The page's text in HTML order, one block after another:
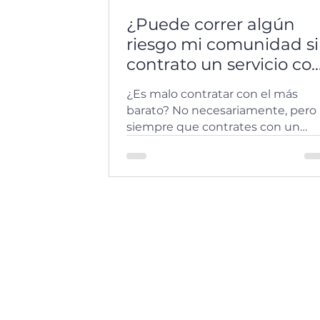
¿Puede correr algún
riesgo mi comunidad si
contrato un servicio
el proveedor más
barato?
¿Es malo contratar con el más
barato? No necesariamente, pero
siempre que contrates con un
eres...